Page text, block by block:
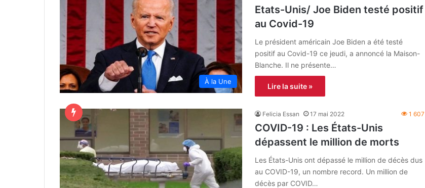
À la Une
Etats-Unis/ Joe Biden testé positif
au Covid-19
Le président américain Joe Biden a été testé
positif au Covid-19 ce jeudi, a annoncé la Maison-
Blanche. Il ne présente…
Lire la suite »
Felicia Essan 17 mai 2022 1 607
COVID-19 : Les États-Unis
dépassent le million de morts
Les États-Unis ont dépassé le million de décès dus
au COVID-19, un nombre record. Un million de
décès par COVID…